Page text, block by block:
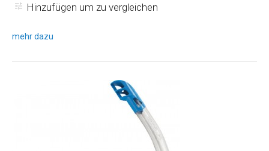
Hinzufügen um zu vergleichen
mehr dazu